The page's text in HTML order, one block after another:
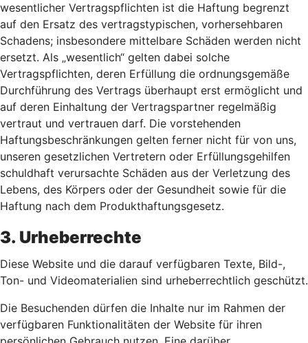
wesentlicher Vertragspflichten ist die Haftung begrenzt
auf den Ersatz des vertragstypischen, vorhersehbaren
Schadens; insbesondere mittelbare Schäden werden nicht
ersetzt. Als „wesentlich“ gelten dabei solche
Vertragspflichten, deren Erfüllung die ordnungsgemäße
Durchführung des Vertrags überhaupt erst ermöglicht und
auf deren Einhaltung der Vertragspartner regelmäßig
vertraut und vertrauen darf. Die vorstehenden
Haftungsbeschränkungen gelten ferner nicht für von uns,
unseren gesetzlichen Vertretern oder Erfüllungsgehilfen
schuldhaft verursachte Schäden aus der Verletzung des
Lebens, des Körpers oder der Gesundheit sowie für die
Haftung nach dem Produkthaftungsgesetz.
3. Urheberrechte
Diese Website und die darauf verfügbaren Texte, Bild-,
Ton- und Videomaterialien sind urheberrechtlich geschützt.
Die Besuchenden dürfen die Inhalte nur im Rahmen der
verfügbaren Funktionalitäten der Website für ihren